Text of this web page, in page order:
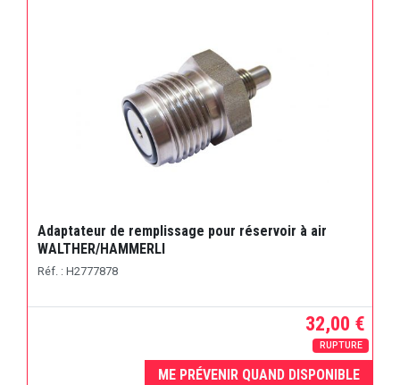
Adaptateur de remplissage pour réservoir à air
WALTHER/HAMMERLI
Réf. : H2777878
32,00 €
RUPTURE
ME PRÉVENIR QUAND DISPONIBLE